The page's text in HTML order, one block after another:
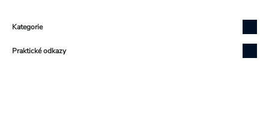
Kategorie
Praktické odkazy